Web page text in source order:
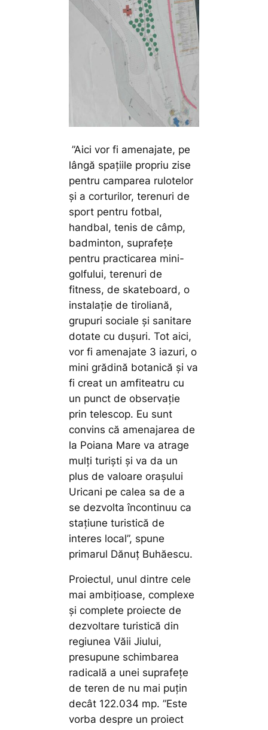
”Aici vor fi amenajate, pe
lângă spațiile propriu zise
pentru camparea rulotelor
și a corturilor, terenuri de
sport pentru fotbal,
handbal, tenis de câmp,
badminton, suprafețe
pentru practicarea mini-
golfului, terenuri de
fitness, de skateboard, o
instalație de tiroliană,
grupuri sociale și sanitare
dotate cu dușuri. Tot aici,
vor fi amenajate 3 iazuri, o
mini grădină botanică și va
fi creat un amfiteatru cu
un punct de observație
prin telescop. Eu sunt
convins că amenajarea de
la Poiana Mare va atrage
mulți turiști și va da un
plus de valoare orașului
Uricani pe calea sa de a
se dezvolta încontinuu ca
stațiune turistică de
interes local”, spune
primarul Dănuț Buhăescu.
Proiectul, unul dintre cele
mai ambițioase, complexe
și complete proiecte de
dezvoltare turistică din
regiunea Văii Jiului,
presupune schimbarea
radicală a unei suprafețe
de teren de nu mai puțin
decât 122.034 mp.”Este
vorba despre un proiect